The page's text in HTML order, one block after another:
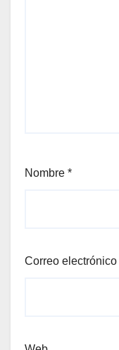
Nombre *
Correo electrónico